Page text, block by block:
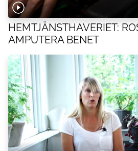
HEMTJÄNSTHAVERIET:
AMPUTERA BENET